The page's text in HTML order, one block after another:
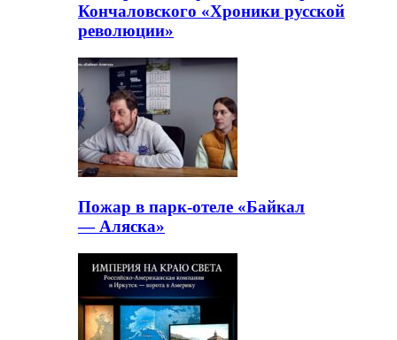
Кончаловского «Хроники русской
революции»
Пожар в парк-отеле «Байкал
— Аляска»